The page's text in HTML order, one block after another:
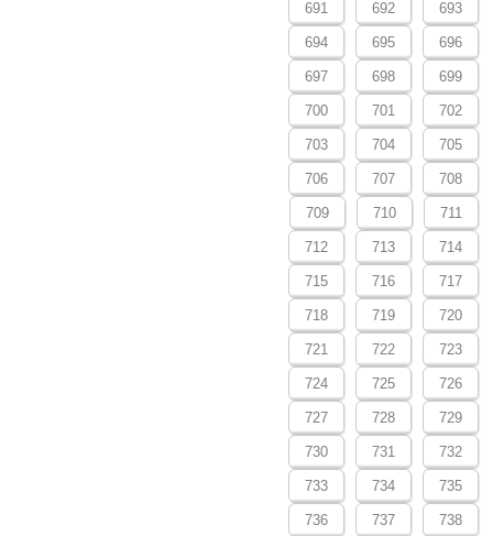
691 692 693
694 695 696
697 698 699
700 701 702
703 704 705
706 707 708
709 710 711
712 713 714
715 716 717
718 719 720
721 722 723
724 725 726
727 728 729
730 731 732
733 734 735
736 737 738